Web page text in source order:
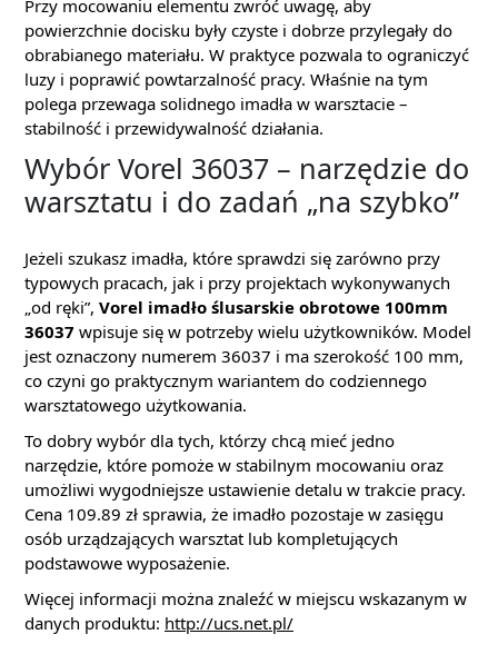
Przy mocowaniu elementu zwróć uwagę, aby
powierzchnie docisku były czyste i dobrze przylegały do
obrabianego materiału. W praktyce pozwala to ograniczyć
luzy i poprawić powtarzalność pracy. Właśnie na tym
polega przewaga solidnego imadła w warsztacie –
stabilność i przewidywalność działania.
Wybór Vorel 36037 – narzędzie do
warsztatu i do zadań „na szybko”
Jeżeli szukasz imadła, które sprawdzi się zarówno przy
typowych pracach, jak i przy projektach wykonywanych
„od ręki”, Vorel imadło ślusarskie obrotowe 100mm
36037 wpisuje się w potrzeby wielu użytkowników. Model
jest oznaczony numerem 36037 i ma szerokość 100 mm,
co czyni go praktycznym wariantem do codziennego
warsztatowego użytkowania.
To dobry wybór dla tych, którzy chcą mieć jedno
narzędzie, które pomoże w stabilnym mocowaniu oraz
umożliwi wygodniejsze ustawienie detalu w trakcie pracy.
Cena 109.89 zł sprawia, że imadło pozostaje w zasięgu
osób urządzających warsztat lub kompletujących
podstawowe wyposażenie.
Więcej informacji można znaleźć w miejscu wskazanym w
danych produktu: http://ucs.net.pl/